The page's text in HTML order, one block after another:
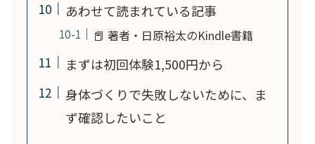
あわせて読まれている記事
📕 著者・日原裕太のKindle書籍
まずは初回体験1,500円から
身体づくりで失敗しないために、ま
ず確認したいこと